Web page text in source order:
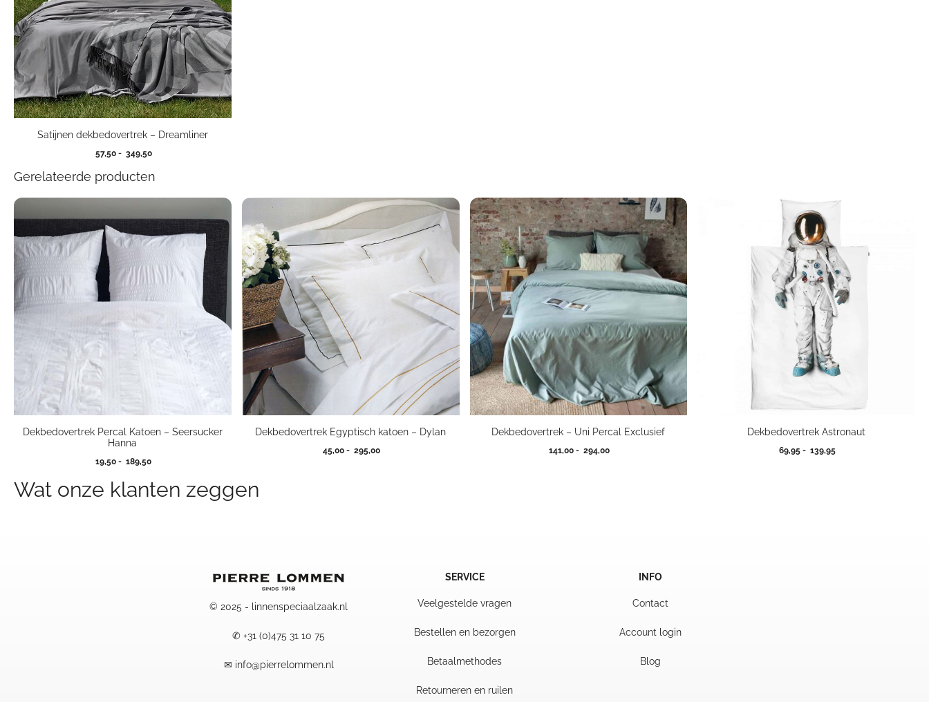
Satijnen dekbedovertrek – Dreamliner
57,50 - 349,50Prijsklasse:
tot
Gerelateerde producten
Dekbedovertrek Percal Katoen – Seersucker
Hanna
19,50 - 189,50Prijsklasse:
tot
189,50
Dekbedovertrek Egyptisch katoen – Dylan
45,00 - 295,00Prijsklasse:
Dekbedovertrek – Uni Percal Exclusief
141,00 - 294,00Prijsklasse:
Dekbedovertrek Astronaut
69,95 - 139,95
Wat onze klanten zeggen
© 2025 - linnenspeciaalzaak.nl
✆ +31 (0)475 31 10 75
✉ info@pierrelommen.nl
SERVICE
Veelgestelde vragen
Bestellen en bezorgen
Betaalmethodes
Retourneren en ruilen
INFO
Contact
Account login
Blog